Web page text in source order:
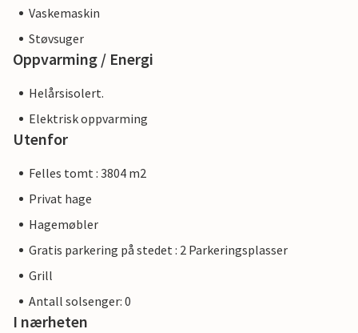
Vaskemaskin
Støvsuger
Oppvarming / Energi
Helårsisolert.
Elektrisk oppvarming
Utenfor
Felles tomt : 3804 m2
Privat hage
Hagemøbler
Gratis parkering på stedet : 2 Parkeringsplasser
Grill
Antall solsenger: 0
I nærheten